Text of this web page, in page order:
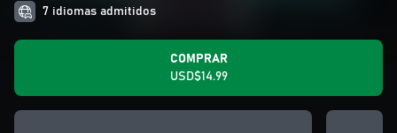
7 idiomas admitidos
COMPRAR
USD$14.99